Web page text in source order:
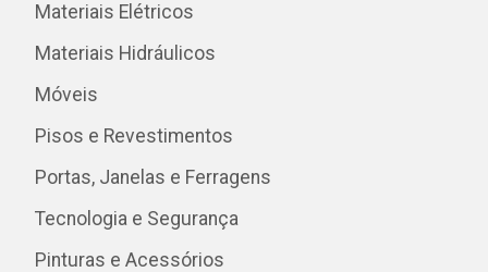
Materiais Elétricos
Materiais Hidráulicos
Móveis
Pisos e Revestimentos
Portas, Janelas e Ferragens
Tecnologia e Segurança
Pinturas e Acessórios